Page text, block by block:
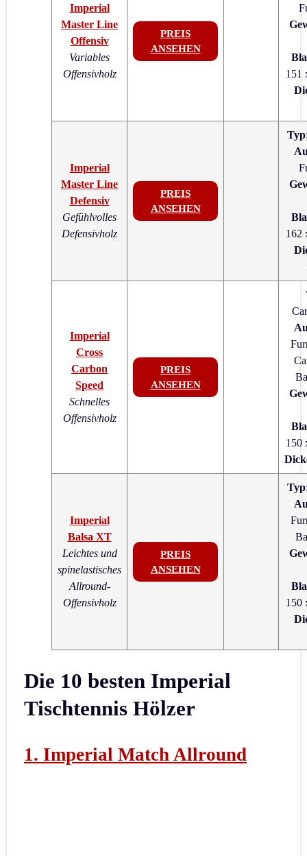
Imperial
Master Line
Offensiv
Variables
Offensivholz
PREIS
ANSEHEN
151
Imperial
Master Line
Defensiv
Gefühlvolles
Defensivholz
PREIS
ANSEHEN
Typ
162
Imperial
Cross
Carbon
Speed
Schnelles
Offensivholz
PREIS
ANSEHEN
150
Imperial
Balsa XT
Leichtes und
spinelastisches
Allround-
Offensivholz
PREIS
ANSEHEN
Typ
150
Die 10 besten Imperial
Tischtennis Hölzer
1. Imperial Match Allround